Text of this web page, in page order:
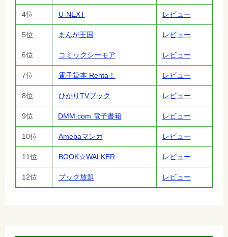
4位 U-NEXT レビュー
5位 まんが王国 レビュー
6位 コミックシーモア レビュー
7位 電子貸本 Renta！ レビュー
8位 ひかりTVブック レビュー
9位 DMM.com 電子書籍 レビュー
10位 Amebaマンガ レビュー
11位 BOOK☆WALKER レビュー
12位 ブック放題 レビュー